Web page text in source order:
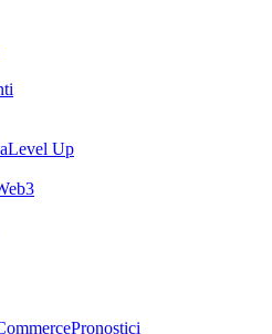
Level Up
Pronostici